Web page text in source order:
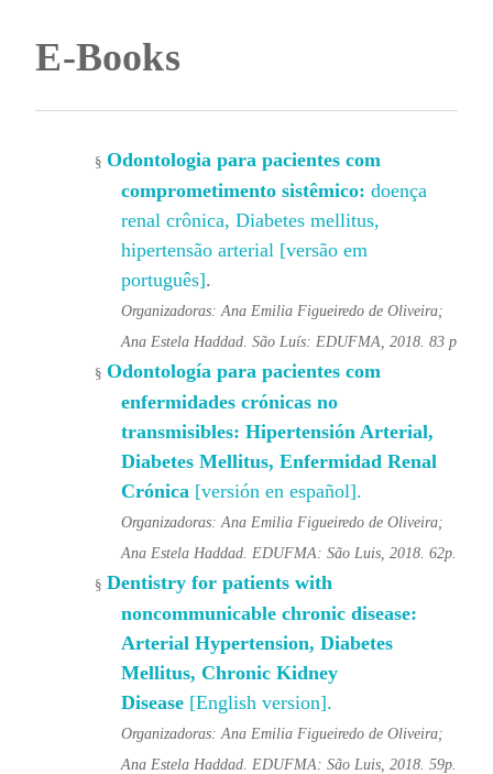
E-Books
§ Odontologia para pacientes com
comprometimento sistêmico:doença
renal crônica, Diabetes mellitus,
hipertensão arterial [versão em
português].
Organizadoras: Ana Emilia Figueiredo de Oliveira;
Ana Estela Haddad. São Luís: EDUFMA, 2018. 83 p
§ Odontología para pacientes com
enfermidades crónicas no
transmisibles: Hipertensión Arterial,
Diabetes Mellitus, Enfermidad Renal
Crónica [versión en español].
Organizadoras: Ana Emilia Figueiredo de Oliveira;
Ana Estela Haddad. EDUFMA: São Luis, 2018. 62p.
§ Dentistry for patients with
noncommunicable chronic disease:
Arterial Hypertension, Diabetes
Mellitus, Chronic Kidney
Disease [English version].
Organizadoras: Ana Emilia Figueiredo de Oliveira;
Ana Estela Haddad. EDUFMA: São Luis, 2018. 59p.